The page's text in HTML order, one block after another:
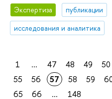
Экспертиза
публикации
исследования и аналитика
1 ... 47 48 49 50
55
56 57 58 59
65
66 ... 148